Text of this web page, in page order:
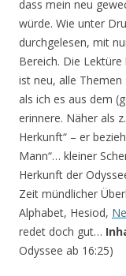
dass mein neu
würde. Wie unter
durchgelesen, mit
Bereich. Die
ist neu, alle
als ich es aus dem
erinnere. Näher als
Herkunft“ – er
Mann“… kleiner
Herkunft der
Zeit mündlicher
Alphabet, Hesiod,
redet doch gut…
Odyssee ab 16:25)